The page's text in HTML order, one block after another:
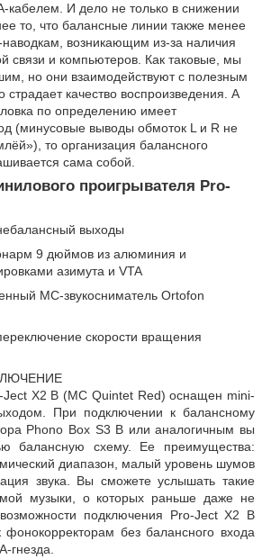
кабелем. И дело не только в снижении
то, что балансные линии также менее
наводкам, возникающим из-за наличия
связи и компьютеров. Как таковые, мы
но они взаимодействуют с полезным
страдает качество воспроизведения. А
по определению имеет
(минусовые выводы обмоток L и R не
то организация балансного
сама собой.
проигрывателя Pro-
выходы
9 дюймов из алюминия и
азимута и VTA
MC-звукосниматель Ortofon
скорости вращения
Ject X2 B (MC Quintet Red) оснащен mini-
При подключении к балансному
Phono Box S3 B или аналогичным вы
балансную схему. Ее преимущества:
диапазон, малый уровень шумов
звука. Вы сможете услышать такие
музыки, о которых раньше даже не
подключения Pro-Ject X2 B
без балансного входа
гнезда.